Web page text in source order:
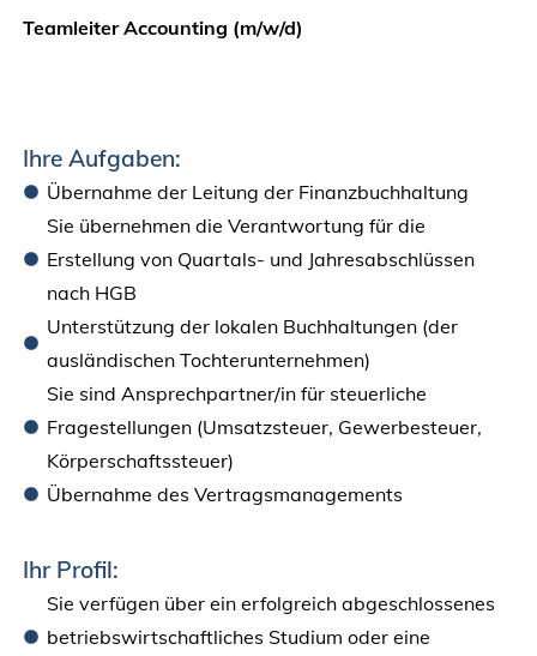
Teamleiter Accounting (m/w/d)
Ihre Aufgaben:
Übernahme der Leitung der Finanzbuchhaltung
Sie übernehmen die Verantwortung für die
Erstellung von Quartals- und Jahresabschlüssen
nach HGB
Unterstützung der lokalen Buchhaltungen (der
ausländischen Tochterunternehmen)
Sie sind Ansprechpartner/in für steuerliche
Fragestellungen (Umsatzsteuer, Gewerbesteuer,
Körperschaftssteuer)
Übernahme des Vertragsmanagements
Ihr Profil:
Sie verfügen über ein erfolgreich abgeschlossenes
betriebswirtschaftliches Studium oder eine